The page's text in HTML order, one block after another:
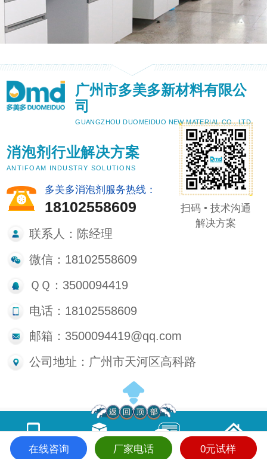
广州市多美多新材料有限公
司
GUANGZHOU DUOMEIDUO NEW MATERIAL CO., LTD.
消泡剂行业解决方案
ANTIFOAM INDUSTRY SOLUTIONS
多美多消泡剂服务热线：
18102558609
联系人：陈经理
微信：18102558609
ＱＱ：3500094419
电话：18102558609
邮箱：3500094419@qq.com
公司地址：广州市天河区高科路
扫码 • 技术沟通
解决方案
电话咨询 产品中心 在线留言 首页
在线咨询 厂家电话 0元试样